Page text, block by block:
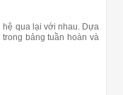
qua lại với nhau. Dựa
bảng tuần hoàn và